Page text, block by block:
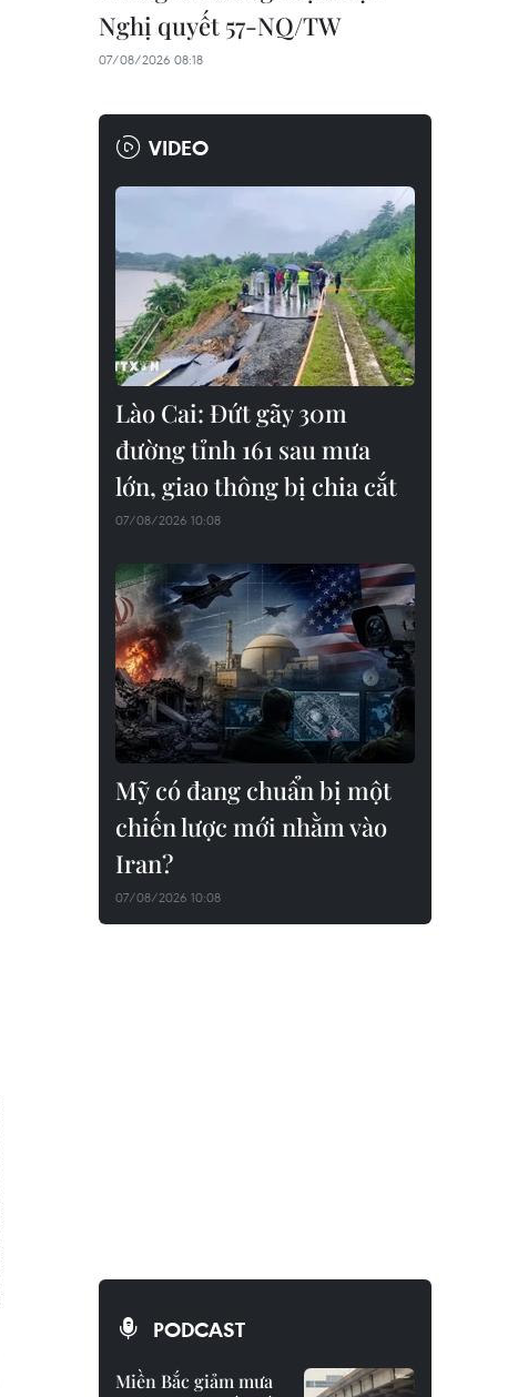
Nghị quyết 57-NQ/TW
07/08/2026 08:18
VIDEO
Lào Cai: Đứt gãy 30m
đường tỉnh 161 sau mưa
lớn, giao thông bị chia cắt
07/08/2026 10:08
Mỹ có đang chuẩn bị một
chiến lược mới nhằm vào
Iran?
07/08/2026 10:08
PODCAST
Miền Bắc giảm mưa